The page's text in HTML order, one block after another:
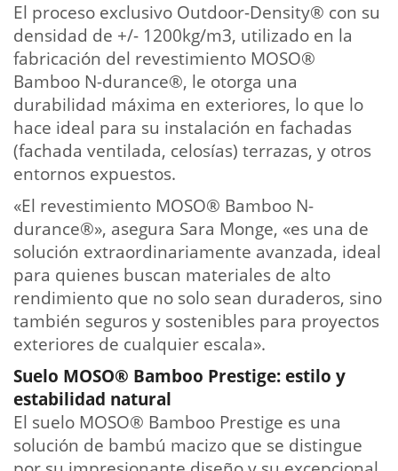
El proceso exclusivo Outdoor-Density® con su
densidad de +/- 1200kg/m3, utilizado en la
fabricación del revestimiento MOSO®
Bamboo N-durance®, le otorga una
durabilidad máxima en exteriores, lo que lo
hace ideal para su instalación en fachadas
(fachada ventilada, celosías) terrazas, y otros
entornos expuestos.
«El revestimiento MOSO® Bamboo N-
durance®», asegura Sara Monge, «es una de
solución extraordinariamente avanzada, ideal
para quienes buscan materiales de alto
rendimiento que no solo sean duraderos, sino
también seguros y sostenibles para proyectos
exteriores de cualquier escala».
Suelo MOSO® Bamboo Prestige: estilo y
estabilidad natural
El suelo MOSO® Bamboo Prestige es una
solución de bambú macizo que se distingue